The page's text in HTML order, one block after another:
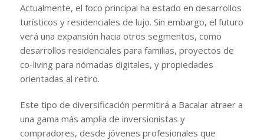
Actualmente, el foco principal ha estado en desarrollos
turísticos y residenciales de lujo. Sin embargo, el futuro
verá una expansión hacia otros segmentos, como
desarrollos residenciales para familias, proyectos de
co-living para nómadas digitales, y propiedades
orientadas al retiro.
Este tipo de diversificación permitirá a Bacalar atraer a
una gama más amplia de inversionistas y
compradores, desde jóvenes profesionales que